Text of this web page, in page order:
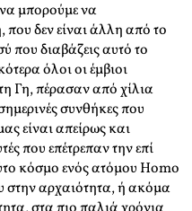
να μπορούμε να
δεν είναι άλλη από το
που διαβάζεις αυτό το
όλοι οι έμβιοι
Γη, πέρασαν από χίλια
συνθήκες που
είναι απείρως και
που επέτρεπαν την επί
κόσμο ενός ατόμου Homo
αρχαιότητα, ή ακόμα